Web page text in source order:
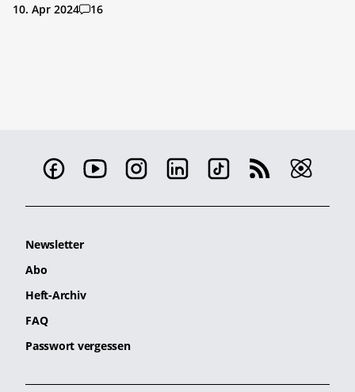
10. Apr 2024 16
Newsletter
Abo
Heft-Archiv
FAQ
Passwort vergessen